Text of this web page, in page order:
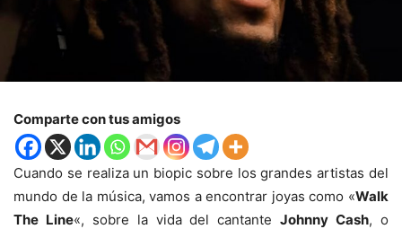
Comparte con tus amigos
Cuando se realiza un biopic sobre los grandes artistas del
mundo de la música, vamos a encontrar joyas como «Walk
The Line«, sobre la vida del cantanteJohnny Cash, o